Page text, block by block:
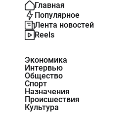
Главная
Популярное
Лента новостей
Reels
Экономика
Интервью
Общество
Спорт
Назначения
Происшествия
Культура